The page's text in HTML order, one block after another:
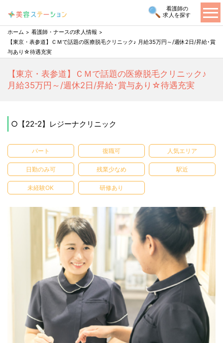
看護師の
求人を探す
ホーム
看護師・ナースの求人情報
【東京・表参道】ＣＭで話題の医療脱毛クリニック♪ 月給35万円～/週休2日/昇給･賞
与あり☆待遇充実
【東京・表参道】ＣＭで話題の医療脱毛クリニック♪
月給35万円～/週休2日/昇給･賞与あり☆待遇充実
○【22-2】レジーナクリニック
パート 復職可 人気エリア
日勤のみ可 残業少なめ 駅近
未経験OK 研修あり